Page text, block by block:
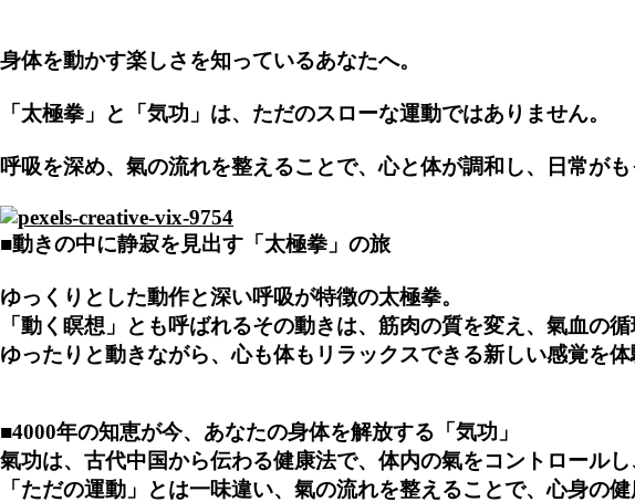
身体を動かす楽しさを知っているあなたへ。
「太極拳」と「気功」は、ただのスローな運動ではありません。
呼吸を深め、氣の流れを整えることで、心と体が調和し、日常が
■動きの中に静寂を見出す「太極拳」の旅
ゆっくりとした動作と深い呼吸が特徴の太極拳。
「動く瞑想」とも呼ばれるその動きは、筋肉の質を変え、氣血の
ゆったりと動きながら、心も体もリラックスできる新しい感覚を体
■4000年の知恵が今、あなたの身体を解放する「気功」
氣功は、古代中国から伝わる健康法で、体内の氣をコントロールし
「ただの運動」とは一味違い、氣の流れを整えることで、心身の